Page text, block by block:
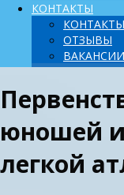
КОНТАКТЫ
КОНТАКТЫ
ОТЗЫВЫ
ВАКАНСИИ
юношей
легкой